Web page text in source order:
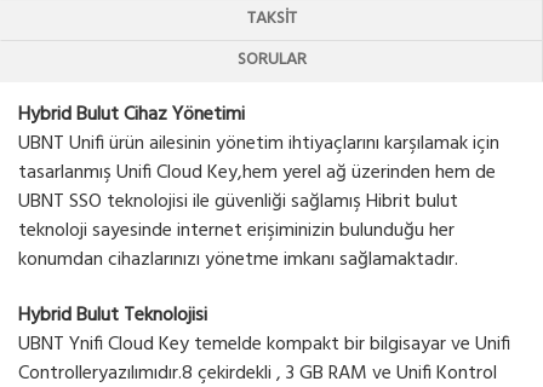
TAKSIT
SORULAR
Hybrid Bulut Cihaz Yönetimi
UBNT Unifi ürün ailesinin yönetim ihtiyaçlarını karşılamak için
tasarlanmış Unifi Cloud Key,hem yerel ağ üzerinden hem de
UBNT SSO teknolojisi ile güvenliği sağlamış Hibrit bulut
teknoloji sayesinde internet erişiminizin bulunduğu her
konumdan cihazlarınızı yönetme imkanı sağlamaktadır.
Hybrid Bulut Teknolojisi
UBNT Ynifi Cloud Key temelde kompakt bir bilgisayar ve Unifi
Controlleryazılımıdır.8 çekirdekli , 3 GB RAM ve Unifi Kontrol